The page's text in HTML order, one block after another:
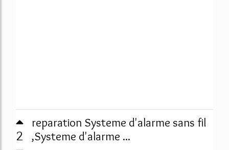
2
reparation Systeme d'alarme sans fil
,Systeme d'alarme ...